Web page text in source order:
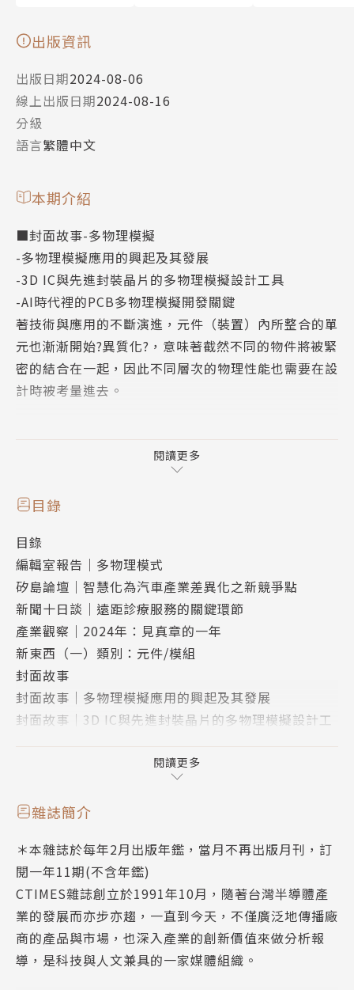
出版資訊
出版日期2024-08-06
線上出版日期2024-08-16
分級
語言繁體中文
本期介紹
■封面故事-多物理模擬
-多物理模擬應用的興起及其發展
-3D IC與先進封裝晶片的多物理模擬設計工具
-AI時代裡的PCB多物理模擬開發關鍵
著技術與應用的不斷演進，元件（裝置）內所整合的單
元也漸漸開始?異質化?，意味著截然不同的物件將被緊
密的結合在一起，因此不同層次的物理性能也需要在設
計時被考量進去。
能裝置（元件）時的必備工具，舉凡3D-IC、矽光子傳
輸、無線射頻、電動車馬達、甚至是航太與機械等，都
需要使用多物理場的模擬工具。
本期的《零組件雜誌》即以「多物理模擬」為題，解析
在電子零組件設計上的應用趨勢，以及在特定垂直領域
的多物理場模擬解決方案的最新發展。
閱讀更多
目錄
目錄
編輯室報告｜多物理模式
矽島論壇｜智慧化為汽車產業差異化之新競爭點
新聞十日談｜遠距診療服務的關鍵環節
產業觀察｜2024年：見真章的一年
新東西（一）類別：元件/模組
封面故事
封面故事｜多物理模擬應用的興起及其發展
封面故事｜3D IC與先進封裝晶片的多物理模擬設計工
封面故事｜AI時代裡的PCB多物理模擬開發關鍵
新東西（二）類別：元件/模組
新東西（三）｜開啟HVAC高效、靜音、節能的新時代
專題報題｜運動科技的應用與多元創新展現全民活力
焦點議題｜解析鋰電池負極材料新創公司：席拉奈米科
技
專題報導｜創新EV電池設計實現更長行駛里程與更佳
續航力
活動報導｜掌握高速數位訊號的創新驅動力
閱讀更多
雜誌簡介
＊本雜誌於每年2月出版年鑑，當月不再出版月刊，訂
閱一年11期(不含年鑑)
CTIMES雜誌創立於1991年10月，隨著台灣半導體產
業的發展而亦步亦趨，一直到今天，不僅廣泛地傳播廠
商的產品與市場，也深入產業的創新價值來做分析報
導，是科技與人文兼具的一家媒體組織。